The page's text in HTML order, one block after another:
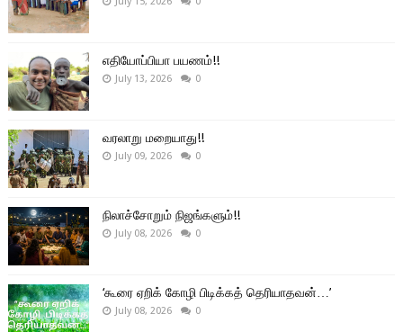
எதியோப்பியா பயணம்!!
July 13, 2026 0
வரலாறு மறையாது!!
July 09, 2026 0
நிலாச்சோறும் நிஜங்களும்!!
July 08, 2026 0
‘கூரை ஏறிக் கோழி பிடிக்கத் தெரியாதவன்…’
July 08, 2026 0